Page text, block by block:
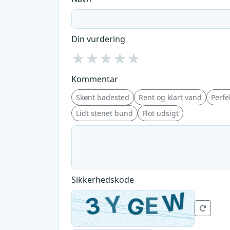
Din vurdering
★★★★★
Kommentar
Skønt badested Rent og klart vand
Lidt stenet bund
Flot udsigt
Sikkerhedskode